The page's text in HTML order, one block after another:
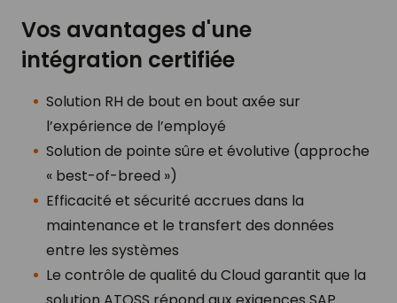
Vos avantages d'une
intégration certifiée
Solution RH de bout en bout axée sur
l’expérience de l’employé
Solution de pointe sûre et évolutive (approche
« best-of-breed »)
Efficacité et sécurité accrues dans la
maintenance et le transfert des données
entre les systèmes
Le contrôle de qualité du Cloud garantit que la